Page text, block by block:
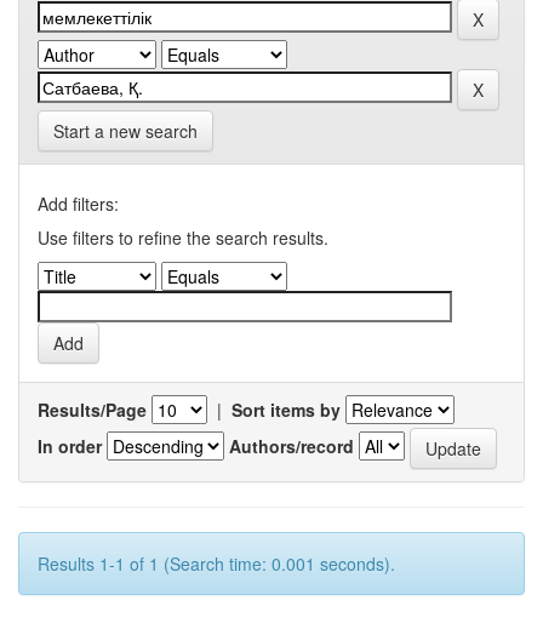
Start a new search
Add filters:
Use filters to refine the search results.
Results/Page | Sort items by
In order
Authors/record
Results 1-1 of 1 (Search time: 0.001 seconds).